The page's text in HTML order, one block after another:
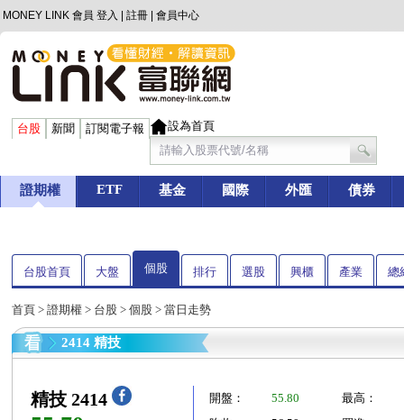
MONEY LINK 會員 登入 註冊 會員中心
台股 新聞 訂閱電子報 設為首頁
證期權 ETF 基金 國際 外匯 債券
台股首頁 大盤 個股 排行 選股 興櫃 產業 總
首頁 > 證期權 > 台股 > 個股 > 當日走勢
2414 精技
精技 2414 開盤： 55.80
最高：